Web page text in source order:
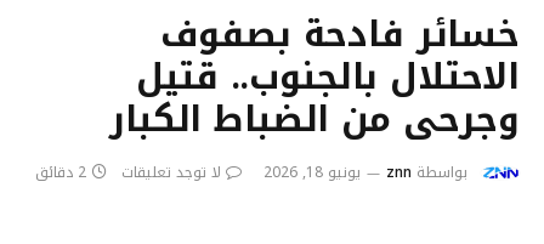
خسائر فادحة بصفوف
الاحتلال بالجنوب.. قتيل
وجرحى من الضباط الكبار
بواسطة znn يونيو 18, 2026 لا توجد تعليقات 2 دقائق